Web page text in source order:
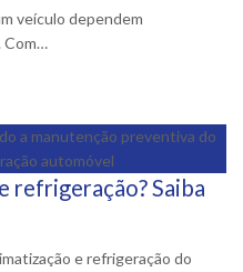
veículo dependem
Com…
refrigeração? Saiba
e refrigeração do